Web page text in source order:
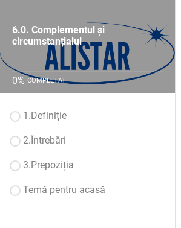
6.0. Complementul și
circumstanțialul
0% COMPLETAT
1.Definiție
2.Întrebări
3.Prepoziția
Temă pentru acasă